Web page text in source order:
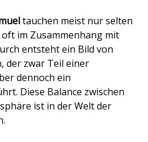
tauchen meist nur selten
im Zusammenhang mit
entsteht ein Bild von
der zwar Teil einer
dennoch ein
Diese Balance zwischen
ist in der Welt der